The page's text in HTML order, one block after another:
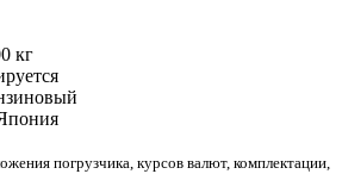
кг
погрузчика, курсов валют, комплектации,